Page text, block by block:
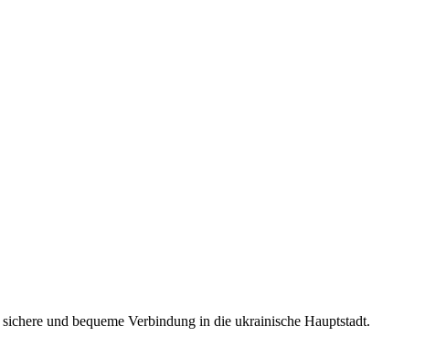
und bequeme Verbindung in die ukrainische Hauptstadt.